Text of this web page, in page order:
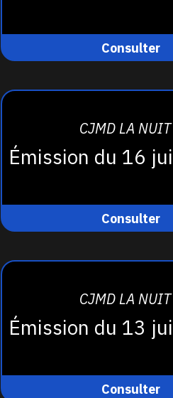
Consulter
CJMD LA
Émission du 16
Consulter
CJMD LA
Émission du 13
Consulter